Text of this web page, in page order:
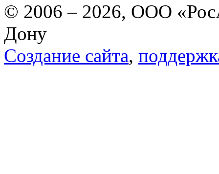
© 2006 – 2026, ООО
Дону
Создание сайта,